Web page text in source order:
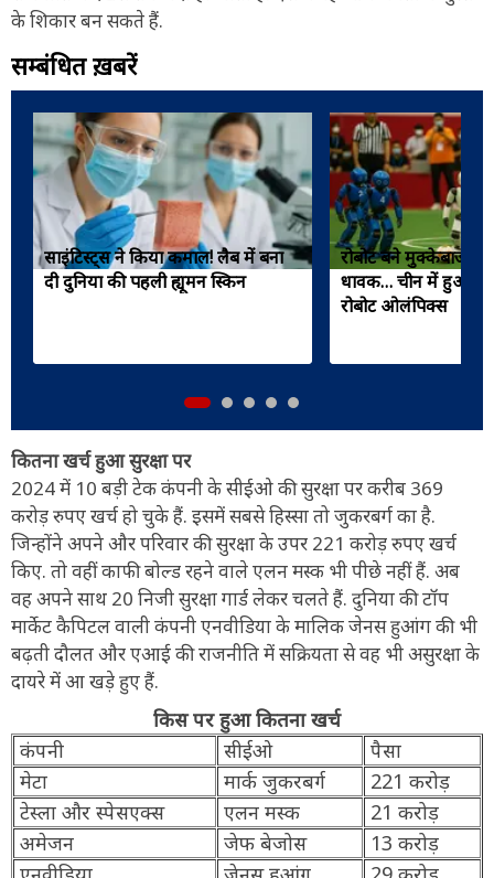
के शिकार बन सकते हैं.
सम्बंधित ख़बरें
साइंटिस्ट्स ने किया कमाल! लैब में बना
दी दुनिया की पहली ह्यूमन स्किन
रोबोट बने मुक्केबाज,
धावक… चीन में हुआ
रोबोट ओलंपिक्स
कितना खर्च हुआ सुरक्षा पर
2024 में 10 बड़ी टेक कंपनी के सीईओ की सुरक्षा पर करीब 369
करोड़ रुपए खर्च हो चुके हैं. इसमें सबसे हिस्सा तो जुकरबर्ग का है.
जिन्होंने अपने और परिवार की सुरक्षा के उपर 221 करोड़ रुपए खर्च
किए. तो वहीं काफी बोल्ड रहने वाले एलन मस्क भी पीछे नहीं हैं. अब
वह अपने साथ 20 निजी सुरक्षा गार्ड लेकर चलते हैं. दुनिया की टॉप
मार्केट कैपिटल वाली कंपनी एनवीडिया के मालिक जेनस हुआंग की भी
बढ़ती दौलत और एआई की राजनीति में सक्रियता से वह भी असुरक्षा के
दायरे में आ खड़े हुए हैं.
किस पर हुआ कितना खर्च
कंपनी
सीईओ
पैसा
मेटा
मार्क जुकरबर्ग
221 करोड़
टेस्ला और स्पेसएक्स
एलन मस्क
21 करोड़
अमेजन
जेफ बेजोस
13 करोड़